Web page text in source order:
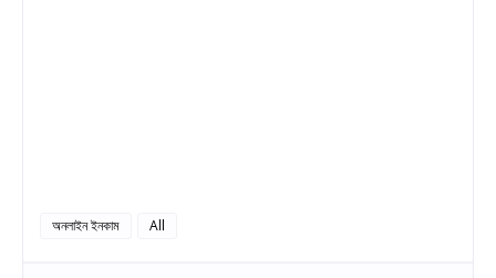
অনলাইন ইনকাম All